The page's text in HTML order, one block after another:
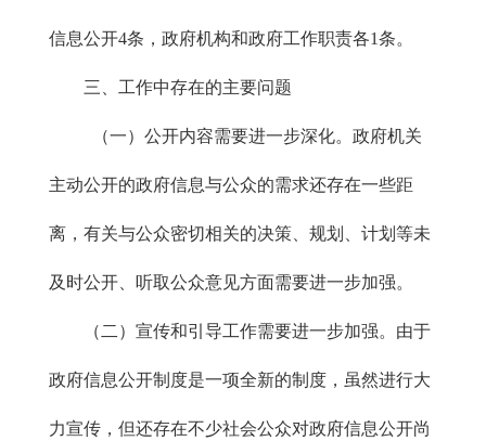
信息公开4条，政府机构和政府工作职责各1条。
三、工作中存在的主要问题
（一）公开内容需要进一步深化。政府机关
主动公开的政府信息与公众的需求还存在一些距
离，有关与公众密切相关的决策、规划、计划等未
及时公开、听取公众意见方面需要进一步加强。
（二）宣传和引导工作需要进一步加强。由于
政府信息公开制度是一项全新的制度，虽然进行大
力宣传，但还存在不少社会公众对政府信息公开尚